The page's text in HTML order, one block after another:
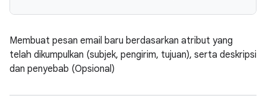
Membuat pesan email baru berdasarkan atribut yang
telah dikumpulkan (subjek, pengirim, tujuan), serta deskripsi
dan penyebab (Opsional)